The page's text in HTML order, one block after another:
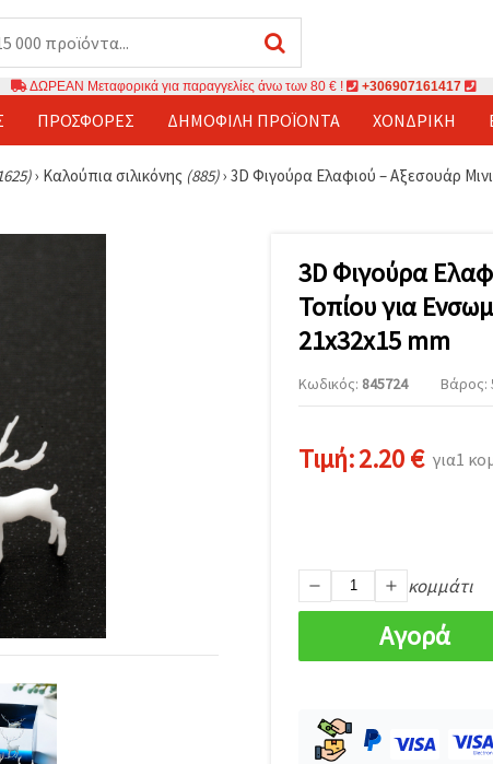
ΔΩΡΕΑΝ Μεταφορικά για παραγγελίες άνω των 80 € ! +306907161417
ΠΡΟΣΦΟΡΈΣ ΔΗΜΟΦΙΛΉ ΠΡΟΪΌΝΤΑ ΧΟΝΔΡΙΚΉ
› Καλούπια σιλικόνης (885)› 3D Φιγούρα Ελαφιού – Αξεσουάρ
3D Φιγούρα
Τοπίου για
21x32x15 mm
Κωδικός: 845724 Βάρος:
Τιμή:2.20 € για1
κομμάτι
Αγορά